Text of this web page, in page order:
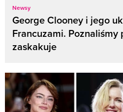
Newsy
George Clooney i jego
Francuzami. Poznaliśmy
zaskakuje